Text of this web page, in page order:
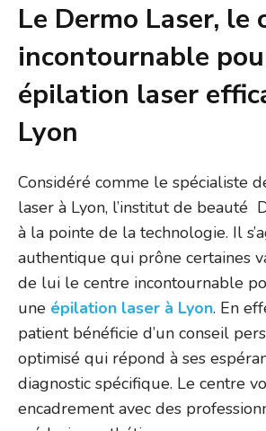
Le Dermo Laser, le
incontournable
épilation laser
Lyon
Considéré comme le spécialiste
laser à Lyon, l’institut de beauté
à la pointe de la technologie. Il
authentique qui prône certaines
de lui le centre incontournable
une épilation laser à Lyon. En
patient bénéficie d’un conseil
optimisé qui répond à ses
diagnostic spécifique. Le centre
encadrement avec des